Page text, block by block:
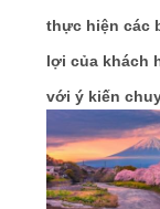
thực hiện các
lợi của khách
với ý kiến